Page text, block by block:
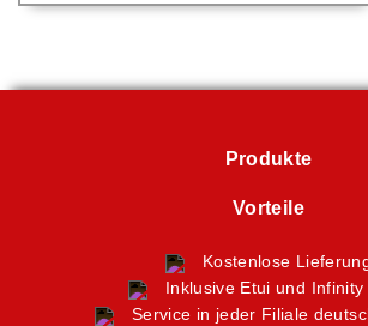
Produkte
Vorteile
Kostenlose
Inklusive Etui und Infinity
Service in jeder Filiale